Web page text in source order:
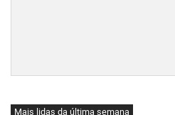
Mais lidas da última semana